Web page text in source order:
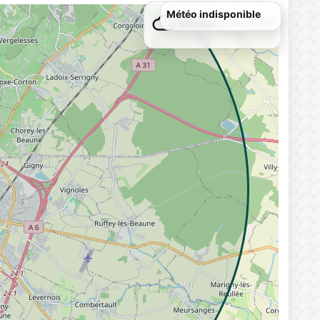
Météo…Chargement